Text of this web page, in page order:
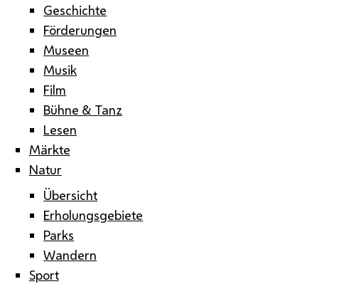
Geschichte
Förderungen
Museen
Musik
Film
Bühne & Tanz
Lesen
Märkte
Natur
Übersicht
Erholungsgebiete
Parks
Wandern
Sport